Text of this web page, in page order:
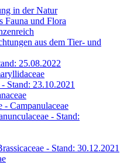
in der Natur
Fauna und Flora
aus dem Tier- und
25.08.2022
Stand: 23.10.2021
- Campanulaceae
- Stand:
- Stand: 30.12.2021